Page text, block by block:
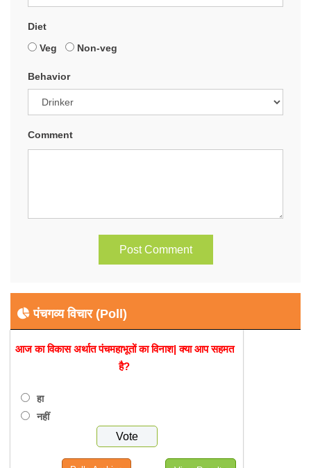
Comment
Diet
Veg
Non-veg
Behavior
पंचगव्य विचार (Poll)
आज का विकास अर्थात पंचमहाभूतों का विनाश| क्या आप सहमत
है?
हा
नहीं